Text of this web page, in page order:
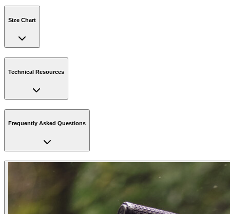
Size Chart
Technical Resources
Frequently Asked Questions